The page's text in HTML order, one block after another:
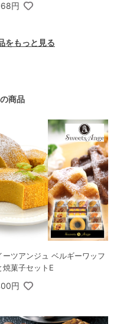
円
をもっと見る
商品
ーツアンジュ ベルギーワッフ
焼菓子セットE
円